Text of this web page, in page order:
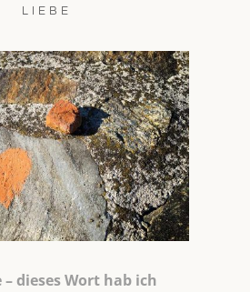
LIEBE
dieses Wort hab ich